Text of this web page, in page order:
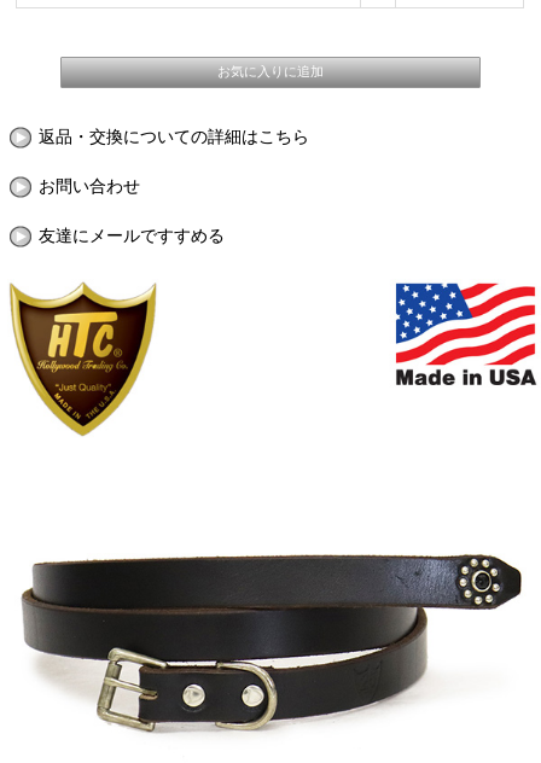
返品・交換についての詳細はこちら
お問い合わせ
友達にメールですすめる